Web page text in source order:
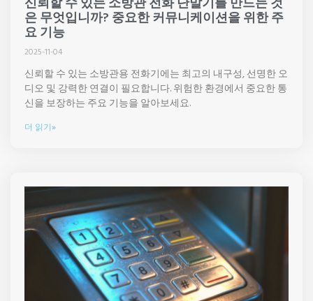
은 무엇입니까? 중요한 커뮤니케이션을 위한 주
요 기능
2025-11-04
신뢰할 수 있는 소방관용 전화기에는 최고의 내구성, 선명한 오
디오 및 강력한 연결이 필요합니다. 위험한 환경에서 중요한 통
신을 보장하는 주요 기능을 알아보세요.
더 읽기»